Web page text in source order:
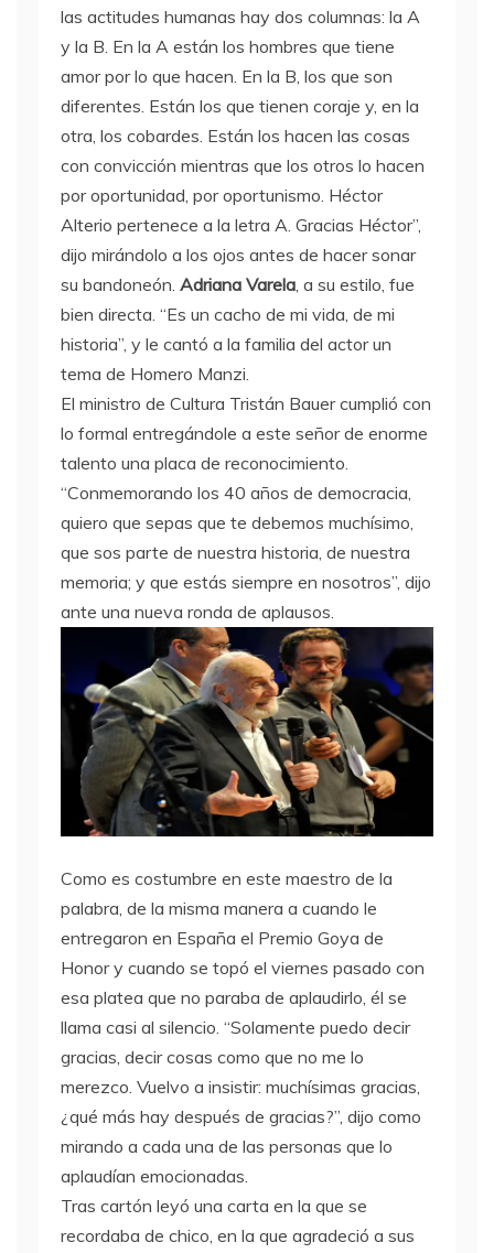
las actitudes humanas hay dos columnas: la A
y la B. En la A están los hombres que tiene
amor por lo que hacen. En la B, los que son
diferentes. Están los que tienen coraje y, en la
otra, los cobardes. Están los hacen las cosas
con convicción mientras que los otros lo hacen
por oportunidad, por oportunismo. Héctor
Alterio pertenece a la letra A. Gracias Héctor”,
dijo mirándolo a los ojos antes de hacer sonar
su bandoneón. Adriana Varela, a su estilo, fue
bien directa. “Es un cacho de mi vida, de mi
historia”, y le cantó a la familia del actor un
tema de Homero Manzi.
El ministro de Cultura Tristán Bauer cumplió con
lo formal entregándole a este señor de enorme
talento una placa de reconocimiento.
“Conmemorando los 40 años de democracia,
quiero que sepas que te debemos muchísimo,
que sos parte de nuestra historia, de nuestra
memoria; y que estás siempre en nosotros”, dijo
ante una nueva ronda de aplausos.
Como es costumbre en este maestro de la
palabra, de la misma manera a cuando le
entregaron en España el Premio Goya de
Honor y cuando se topó el viernes pasado con
esa platea que no paraba de aplaudirlo, él se
llama casi al silencio. “Solamente puedo decir
gracias, decir cosas como que no me lo
merezco. Vuelvo a insistir: muchísimas gracias,
¿qué más hay después de gracias?”, dijo como
mirando a cada una de las personas que lo
aplaudían emocionadas.
Tras cartón leyó una carta en la que se
recordaba de chico, en la que agradeció a sus